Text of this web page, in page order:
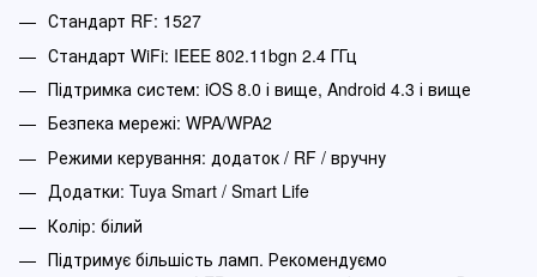
Стандарт RF: 1527
Стандарт WiFi: IEEE 802.11bgn 2.4 ГГц
Підтримка систем: iOS 8.0 і вище, Android 4.3 і вище
Безпека мережі: WPA/WPA2
Режими керування: додаток / RF / вручну
Додатки: Tuya Smart / Smart Life
Колір: білий
Підтримує більшість ламп. Рекомендуємо